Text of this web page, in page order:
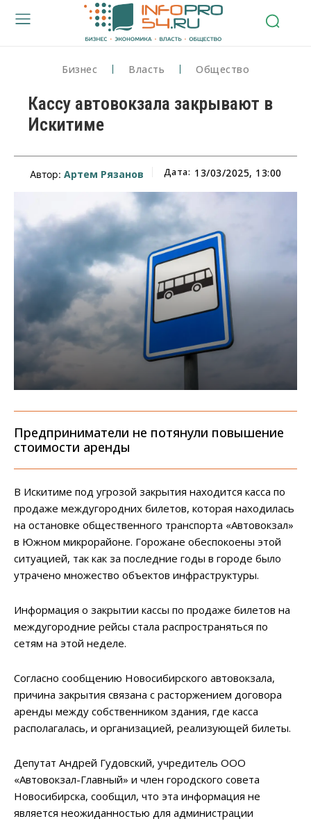
Бизнес Власть Общество
Кассу автовокзала закрывают в
Искитиме
Автор: Артем Рязанов Дата: 13/03/2025, 13:00
Предприниматели не потянули повышение
стоимости аренды
В Искитиме под угрозой закрытия находится касса по
продаже междугородних билетов, которая находилась
на остановке общественного транспорта «Автовокзал»
в Южном микрорайоне. Горожане обеспокоены этой
ситуацией, так как за последние годы в городе было
утрачено множество объектов инфраструктуры.
Информация о закрытии кассы по продаже билетов на
междугородние рейсы стала распространяться по
сетям на этой неделе.
Согласно сообщению Новосибирского автовокзала,
причина закрытия связана с расторжением договора
аренды между собственником здания, где касса
располагалась, и организацией, реализующей билеты.
Депутат Андрей Гудовский, учредитель ООО
«Автовокзал-Главный» и член городского совета
Новосибирска, сообщил, что эта информация не
является неожиданностью для администрации